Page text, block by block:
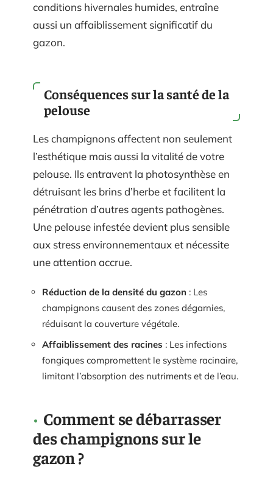
conditions hivernales humides, entraîne
aussi un affaiblissement significatif du
gazon.
Conséquences sur la santé de la
pelouse
Les champignons affectent non seulement
l’esthétique mais aussi la vitalité de votre
pelouse. Ils entravent la photosynthèse en
détruisant les brins d’herbe et facilitent la
pénétration d’autres agents pathogènes.
Une pelouse infestée devient plus sensible
aux stress environnementaux et nécessite
une attention accrue.
Réduction de la densité du gazon : Les
champignons causent des zones dégarnies,
réduisant la couverture végétale.
Affaiblissement des racines : Les infections
fongiques compromettent le système racinaire,
limitant l’absorption des nutriments et de l’eau.
Comment se débarrasser
des champignons sur le
gazon ?